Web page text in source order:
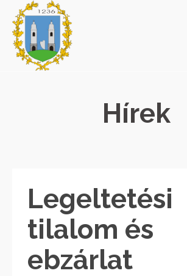
Hírek
Legeltetési
tilalom és
ebzárlat